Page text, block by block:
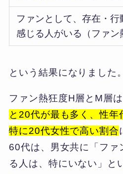
ファンとして、存在・行
感じる人がいる（ファン
という結果になりました。
ファン熱狂度H層とM層
と20代が最も多く、性年
特に20代女性で高い割合
60代は、男女共に「ファ
る人は、特にいない」と